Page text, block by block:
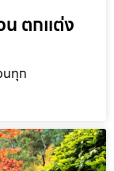
ตกแต่ง
นทุก